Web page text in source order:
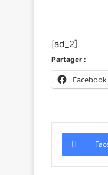
[ad_2]
Partager :
Facebook